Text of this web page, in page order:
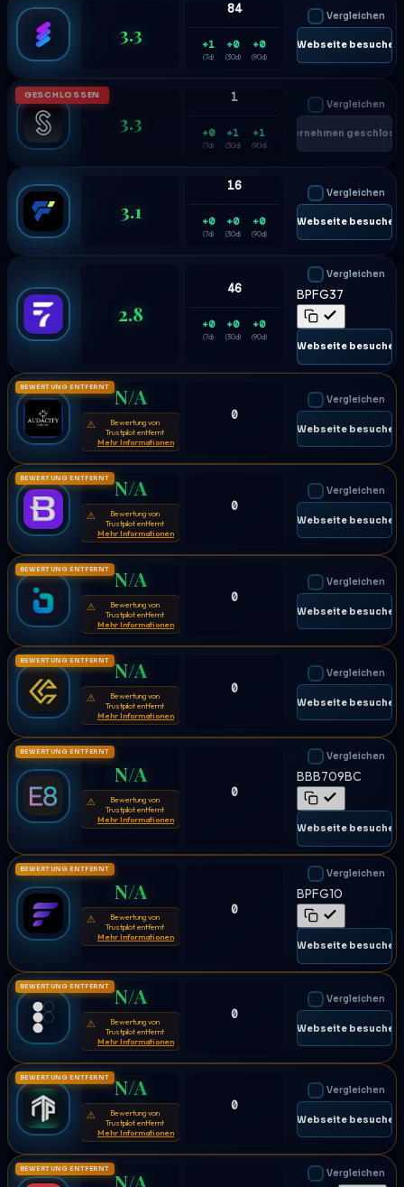
3.3
84
+1
(7d)
+0
(30d)
+0
(90d)
Vergleichen
🌐 Webseite besuchen
GESCHLOSSEN
3.3
1
+0
(7d)
+1
(30d)
+1
(90d)
Vergleichen
Unternehmen
3.1
16
+0
(7d)
+0
(30d)
+0
(90d)
Vergleichen
🌐 Webseite besuchen
2.8
46
+0
(7d)
+0
(30d)
+0
(90d)
Vergleichen
BPFG37
🌐 Webseite besuchen
BEWERTUNG ENTFERNT N/A
⚠
Bewertung von
Trustpilot entfernt
Mehr Informationen
0
Vergleichen
🌐 Webseite besuchen
BEWERTUNG ENTFERNT N/A
⚠
Bewertung von
Trustpilot entfernt
Mehr Informationen
0
Vergleichen
🌐 Webseite besuchen
BEWERTUNG ENTFERNT N/A
⚠
Bewertung von
Trustpilot entfernt
Mehr Informationen
0
Vergleichen
🌐 Webseite besuchen
BEWERTUNG ENTFERNT N/A
⚠
Bewertung von
Trustpilot entfernt
Mehr Informationen
0
Vergleichen
🌐 Webseite besuchen
BEWERTUNG ENTFERNT
N/A
⚠
Bewertung von
Trustpilot entfernt
Mehr Informationen
0
Vergleichen
BBB709BC
🌐 Webseite besuchen
BEWERTUNG ENTFERNT
N/A
⚠
Bewertung von
Trustpilot entfernt
Mehr Informationen
0
Vergleichen
BPFG10
🌐 Webseite besuchen
BEWERTUNG ENTFERNT N/A
⚠
Bewertung von
Trustpilot entfernt
Mehr Informationen
0
Vergleichen
🌐 Webseite besuchen
BEWERTUNG ENTFERNT N/A
⚠
Bewertung von
Trustpilot entfernt
Mehr Informationen
0
Vergleichen
🌐 Webseite besuchen
BEWERTUNG ENTFERNT
N/A Vergleichen